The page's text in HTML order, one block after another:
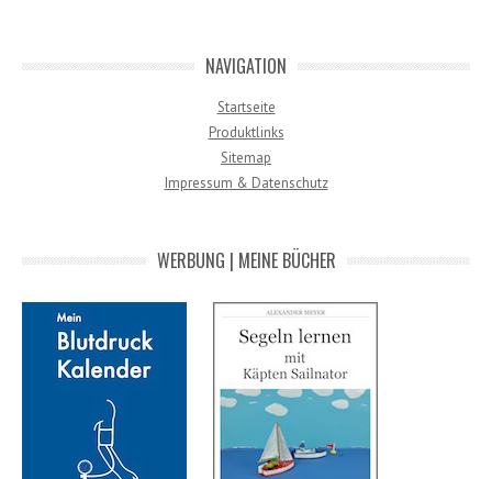
NAVIGATION
Startseite
Produktlinks
Sitemap
Impressum & Datenschutz
WERBUNG | MEINE BÜCHER